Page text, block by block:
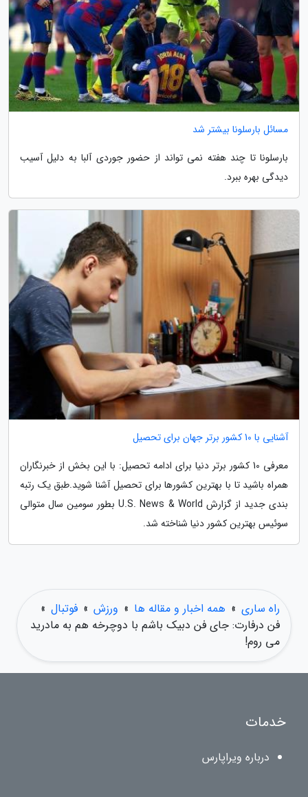
مسائل بارسلونا بیشتر شد
بارسلونا تا چند هفته نمی تواند از حضور جوردی آلبا به دلیل آسیب
دیدگی بهره ببرد.
آشنایی با 10 کشور برتر جهان برای تحصیل
معرفی 10 کشور برتر دنیا برای ادامه تحصیل: با این بخش از خبرنگاران
همراه باشید تا با بهترین کشورها برای تحصیل آشنا شوید.طبق یک رتبه
بندی جدید از گزارش U.S. News & World بطور سومین سال متوالی
سوئیس بهترین کشور دنیا شناخته شد.
راه ساری » همه اخبار و مقاله ها » ورزش » فوتبال »
فن درفارت: جای فن دبیک باشم با دوچرخه هم به مادرید
می روم!
خدمات
درباره ویراپارس